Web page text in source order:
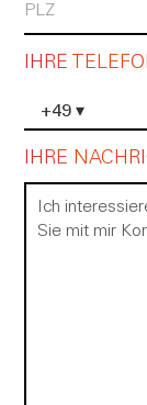
IHRE
+49 ▾
IHRE